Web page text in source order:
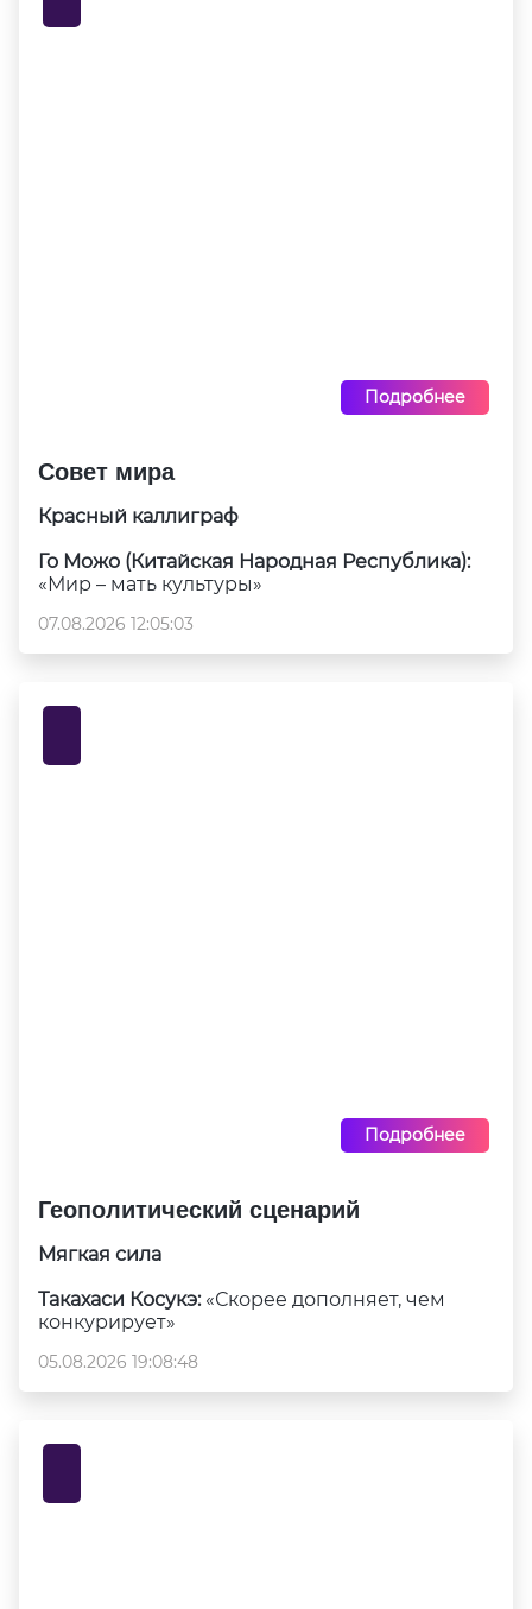
Подробнее
Совет мира
Красный каллиграф
Го Можо (Китайская Народная Республика):
«Мир – мать культуры»
07.08.2026 12:05:03
Подробнее
Геополитический сценарий
Мягкая сила
Такахаси Косукэ:«Скорее дополняет, чем
конкурирует»
05.08.2026 19:08:48